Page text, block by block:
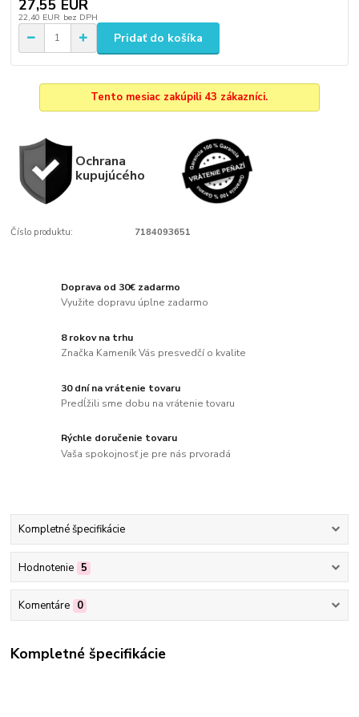
27,55 EUR
22,40 EUR bez DPH
Pridať do košíka
Tento mesiac zakúpili 43 zákazníci.
Ochrana
kupujúcého
Číslo produktu: 7184093651
Doprava od 30€ zadarmo
Využite dopravu úplne zadarmo
8 rokov na trhu
Značka Kameník Vás presvedčí o kvalite
30 dní na vrátenie tovaru
Predĺžili sme dobu na vrátenie tovaru
Rýchle doručenie tovaru
Vaša spokojnosť je pre nás prvoradá
Kompletné špecifikácie
Hodnotenie 5
Komentáre 0
Kompletné špecifikácie